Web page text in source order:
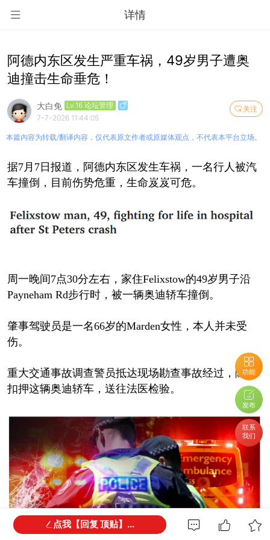
详情
功能
发布
联系
我们
阿德内东区发生严重车祸，49岁男子遭奥
迪撞击生命垂危！
关注
大白免 Lv.16 论坛管理
7-7-2026 11:44:05
本篇内容为转载/翻译内容，仅代表原文作者或原媒体观点，不代表本平台立场。
据7月7日报道，阿德内东区发生车祸，一名行人被汽
车撞倒，目前伤势危重，生命岌岌可危。
周一晚间7点30分左右，家住Felixstow的49岁男子沿
Payneham Rd步行时，被一辆奥迪轿车撞倒。
肇事驾驶员是一名66岁的Marden女性，本人并未受
伤。
重大交通事故调查警员抵达现场勘查事故经过，随后
扣押这辆奥迪轿车，送往法医检验。
点我【回复 顶贴】...